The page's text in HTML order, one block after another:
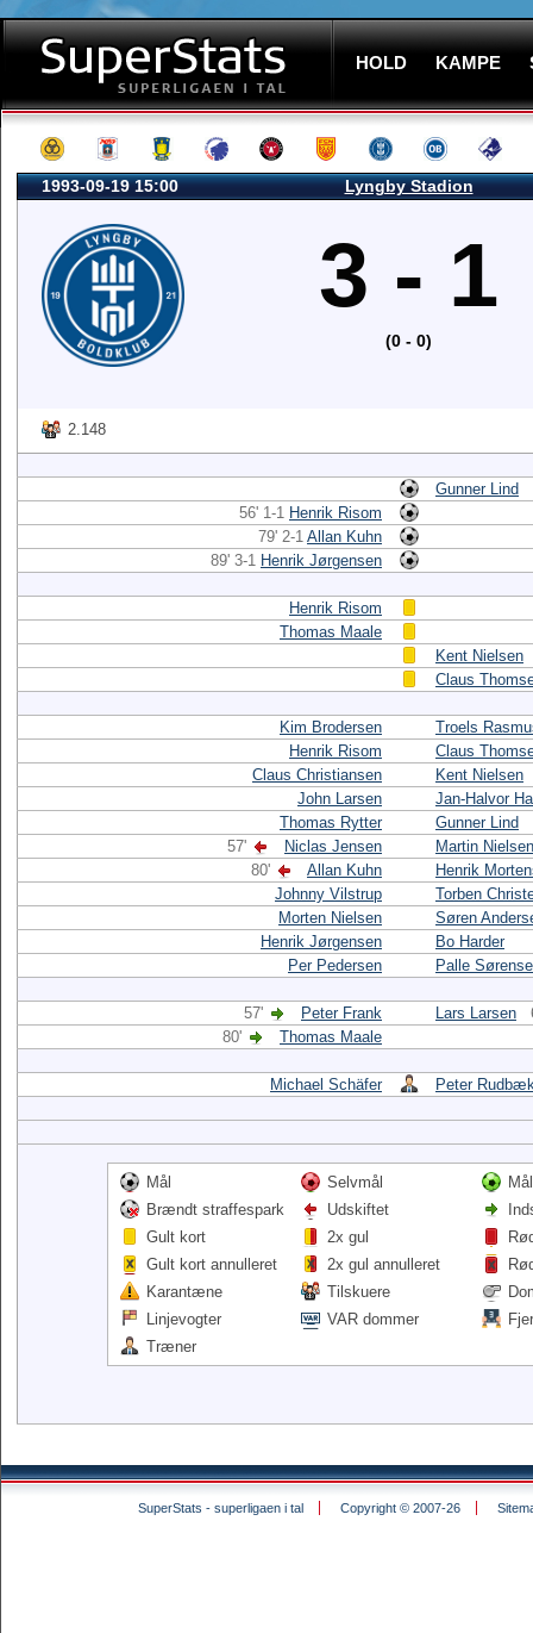
HOLD KAMPE
1993-09-19 15:00 Lyngby Stadion
3 - 1
(0 - 0)
2.148
Gunner Lind
56' 1-1 Henrik Risom
79' 2-1 Allan Kuhn
89' 3-1 Henrik Jørgensen
Henrik Risom
Thomas Maale
Kent Nielsen
Claus
Kim Brodersen
Troels
Henrik Risom
Claus
Claus Christiansen
Kent Nielsen
John Larsen
Jan-Halvor
Thomas Rytter
Gunner Lind
57'
Niclas Jensen
Martin Nielsen
80'
Allan Kuhn
Henrik
Johnny Vilstrup
Torben
Morten Nielsen
Søren
Henrik Jørgensen
Bo Harder
Per Pedersen
Palle
57' Peter Frank Lars Larsen
80'
Thomas Maale
Michael Schäfer Peter
Mål Selvmål
Brændt straffespark
Udskiftet
Gult kort
2x gul
Gult kort annulleret
2x gul annulleret
Karantæne
Tilskuere
Linjevogter
VAR dommer
Træner
SuperStats - superligaen i tal Copyright © 2007-26